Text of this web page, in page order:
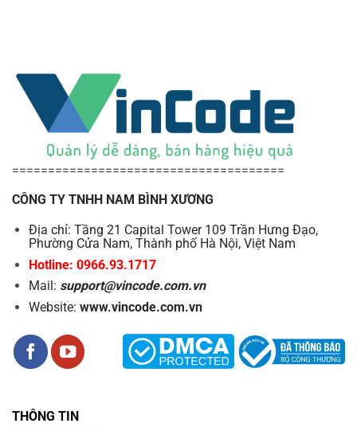
======================================
CÔNG TY TNHH NAM BÌNH XƯƠNG
Địa chỉ: Tầng 21 Capital Tower 109 Trần Hưng Đạo,
Phường Cửa Nam, Thành phố Hà Nội, Việt Nam
Hotline: 0966.93.1717
Mail: support@vincode.com.vn
Website: www.vincode.com.vn
THÔNG TIN